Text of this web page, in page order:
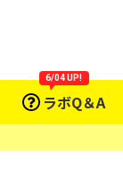
ラボQ＆A
6/04 UP!